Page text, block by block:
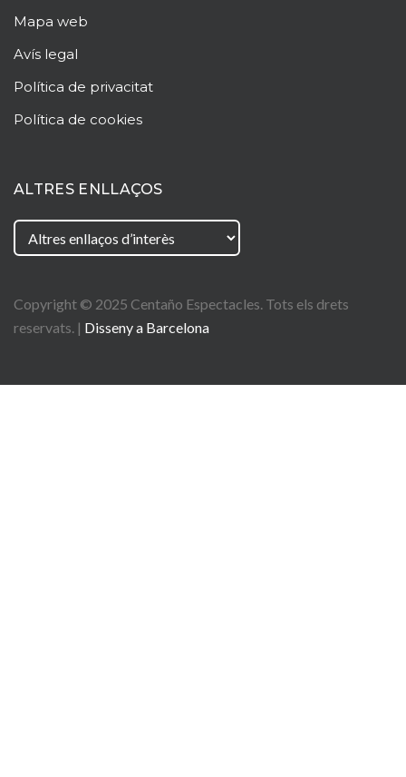
Mapa web
Avís legal
Política de privacitat
Política de cookies
ALTRES ENLLAÇOS
Copyright © 2025 Centaño Espectacles. Tots els drets
reservats. | Disseny a Barcelona